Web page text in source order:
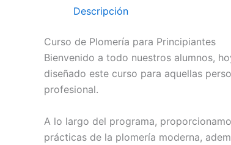
Descripción
Curso de Plomería para Principiantes
Bienvenido a todo nuestros alumnos,
diseñado este curso para aquellas
profesional.
A lo largo del programa,
prácticas de la plomería moderna,